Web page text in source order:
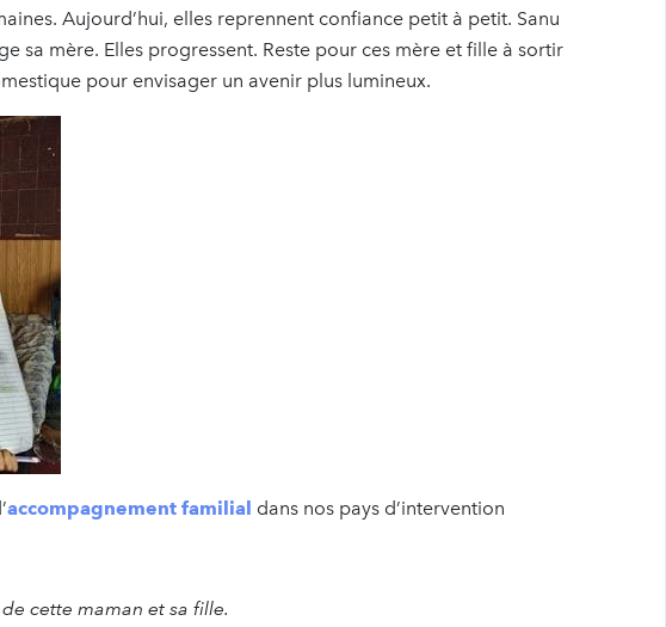
Aujourd’hui, elles reprennent confiance petit à petit. Sanu
sa mère. Elles progressent. Reste pour ces mère et fille à sortir
pour envisager un avenir plus lumineux.
accompagnement familial dans nos pays d’intervention
cette maman et sa fille.